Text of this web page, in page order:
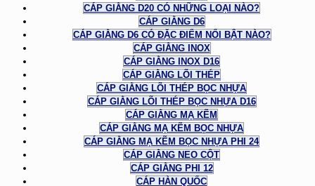
CÁP GIẰNG D20 CÓ NHỮNG LOẠI NÀO?
CÁP GIẰNG D6
CÁP GIẰNG D6 CÓ ĐẶC ĐIỂM NỔI BẬT NÀO?
CÁP GIẰNG INOX
CÁP GIẰNG INOX D16
CÁP GIẰNG LÕI THÉP
CÁP GIẰNG LÕI THÉP BỌC NHỰA
CÁP GIẰNG LÕI THÉP BỌC NHỰA D16
CÁP GIẰNG MẠ KẼM
CÁP GIẰNG MẠ KẼM BỌC NHỰA
CÁP GIẰNG MẠ KẼM BỌC NHỰA PHI 24
CÁP GIẰNG NEO CỘT
CÁP GIẰNG PHI 12
CÁP HÀN QUỐC